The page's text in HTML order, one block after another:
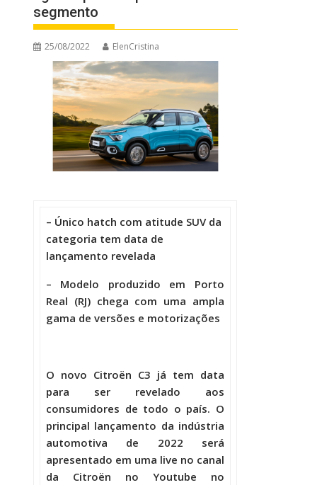
segmento
25/08/2022 ElenCristina
– Único hatch com atitude SUV da
categoria tem data de
lançamento revelada
– Modelo produzido em Porto
Real (RJ) chega com uma ampla
gama de versões e motorizações
O novo Citroën C3 já tem data
para ser revelado aos
consumidores de todo o país. O
principal lançamento da indústria
automotiva de 2022 será
apresentado em uma live no canal
da Citroën no Youtube no